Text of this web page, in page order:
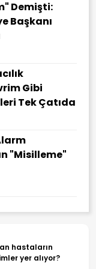
Demişti:
Başkanı
Gibi
Tek Çatıda
"misilleme"
hastaların
yer alıyor?